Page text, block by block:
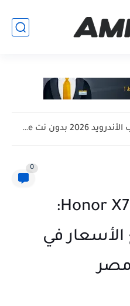
افضل تجميعة كمبيوتر للالعاب بأرخص سعر ممكن ! تجميعة Pc...
0
عيوب ومشاكل Honor X7c:
في